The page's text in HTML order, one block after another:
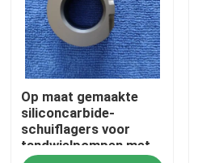
Huis
Producten
VR toon
Op maat gemaakte
siliconcarbide-
schuiflagers voor
tandwielpompen met